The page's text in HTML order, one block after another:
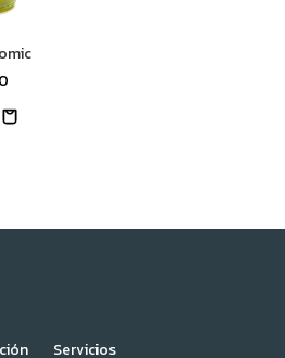
Servicios